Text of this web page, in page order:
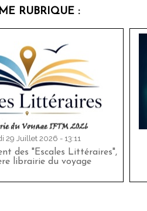
RUBRIQUE :
29 Juillet 2026 - 13:11
des "Escales Littéraires",
librairie du voyage